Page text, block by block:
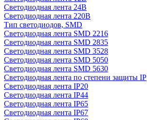
Светодиодная лента 24В
Светодиодная лента 220В
Тип светодиодов, SMD
Cветодиодная лента SMD 2216
Светодиодная лента SMD 2835
Светодиодная лента SMD 3528
Светодиодная лента SMD 5050
Светодиодная лента SMD 5630
Светодиодная лента по степени защиты IP
Светодиодная лента IP20
Светодиодная лента IP44
Светодиодная лента IP65
Светодиодная лента IP67